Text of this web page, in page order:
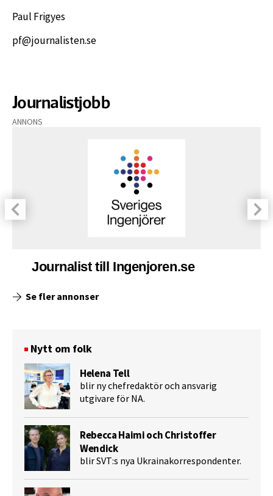
Paul Frigyes
pf@journalisten.se
Journalistjobb
ANNONS
Journalist till Ingenjoren.se
Se fler annonser
Nytt om folk
Helena Tell
blir ny chefredaktör och ansvarig
utgivare för NA.
Rebecca Haimi och Christoffer
Wendick
blir SVT:s nya Ukrainakorrespondenter.